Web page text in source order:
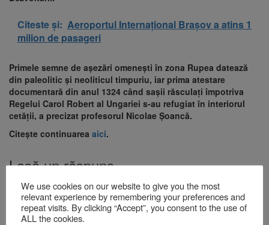
Citeste și: Aeroportul Internaţional Braşov a atins 1
milion de pasageri
Primele semne de aşezări omeneşti în zona Rupea datează
din paleolitic şi neoliticul timpuriu, iar prima atestare
documentară din anul 1324 când saşii răsculaţi împotriva
Regelui Carol Robert al Ungariei s-au refugiat în interiorul
cetăţii, a precizat profesorul Nicolae Şoancă.
Citește continuarea aici.
Lasă un răspuns
Adresa ta de email nu va fi publicată. Câmpurile obligatorii sunt
marcate cu *
Comentariu*
We use cookies on our website to give you the most
relevant experience by remembering your preferences and
repeat visits. By clicking “Accept”, you consent to the use of
ALL the cookies.